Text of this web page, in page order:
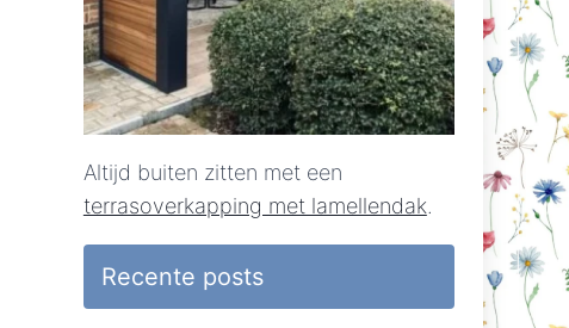
Altijd buiten zitten met een
terrasoverkapping met lamellendak.
Recente posts